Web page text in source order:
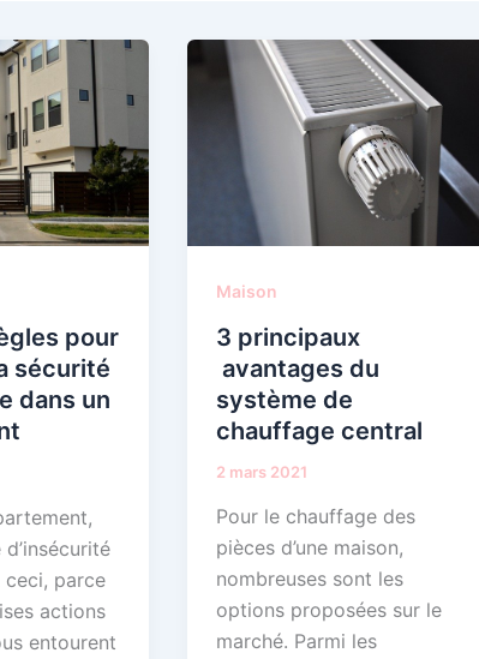
pour
sécurité
dans un
ceci, parce
actions
entourent
Maison
3 principaux
avantages du
système de
chauffage central
2 mars 2021
Pour le chauffage des
pièces d’une maison,
nombreuses sont les
options proposées sur le
marché. Parmi les